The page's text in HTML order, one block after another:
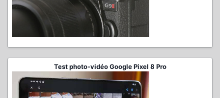
Test photo-vidéo Google Pixel 8 Pro